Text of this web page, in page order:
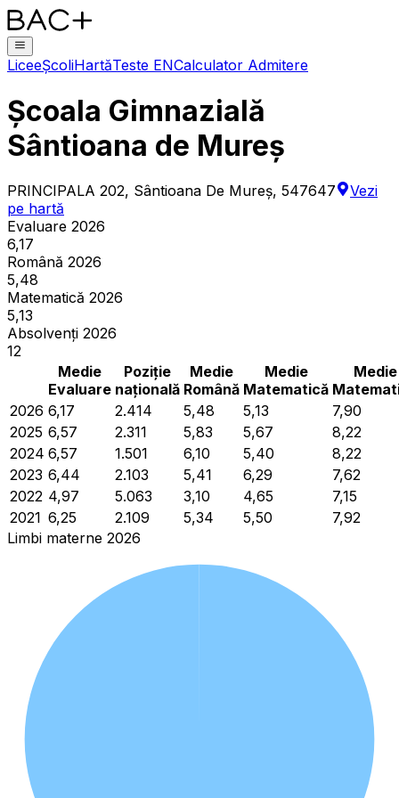
LiceeȘcoliHartăTeste ENCalculator Admitere
Școala Gimnazială
Sântioana de Mureș
PRINCIPALA 202, Sântioana De Mureş, 547647
Vezi
pe hartă
Evaluare 2026
6,17
Română 2026
5,48
Matematică 2026
5,13
Absolvenți 2026
12
Medie
Evaluare
Poziție
națională
Medie
Română
Medie
Matematică
Medie
2026 6,17 2.414 5,48 5,13
7,90
2025 6,57 2.311 5,83 5,67
8,22
2024 6,57 1.501 6,10 5,40
8,22
2023 6,44 2.103 5,41 6,29
7,62
2022 4,97 5.063 3,10 4,65
7,15
2021 6,25 2.109 5,34 5,50
7,92
Limbi materne 2026